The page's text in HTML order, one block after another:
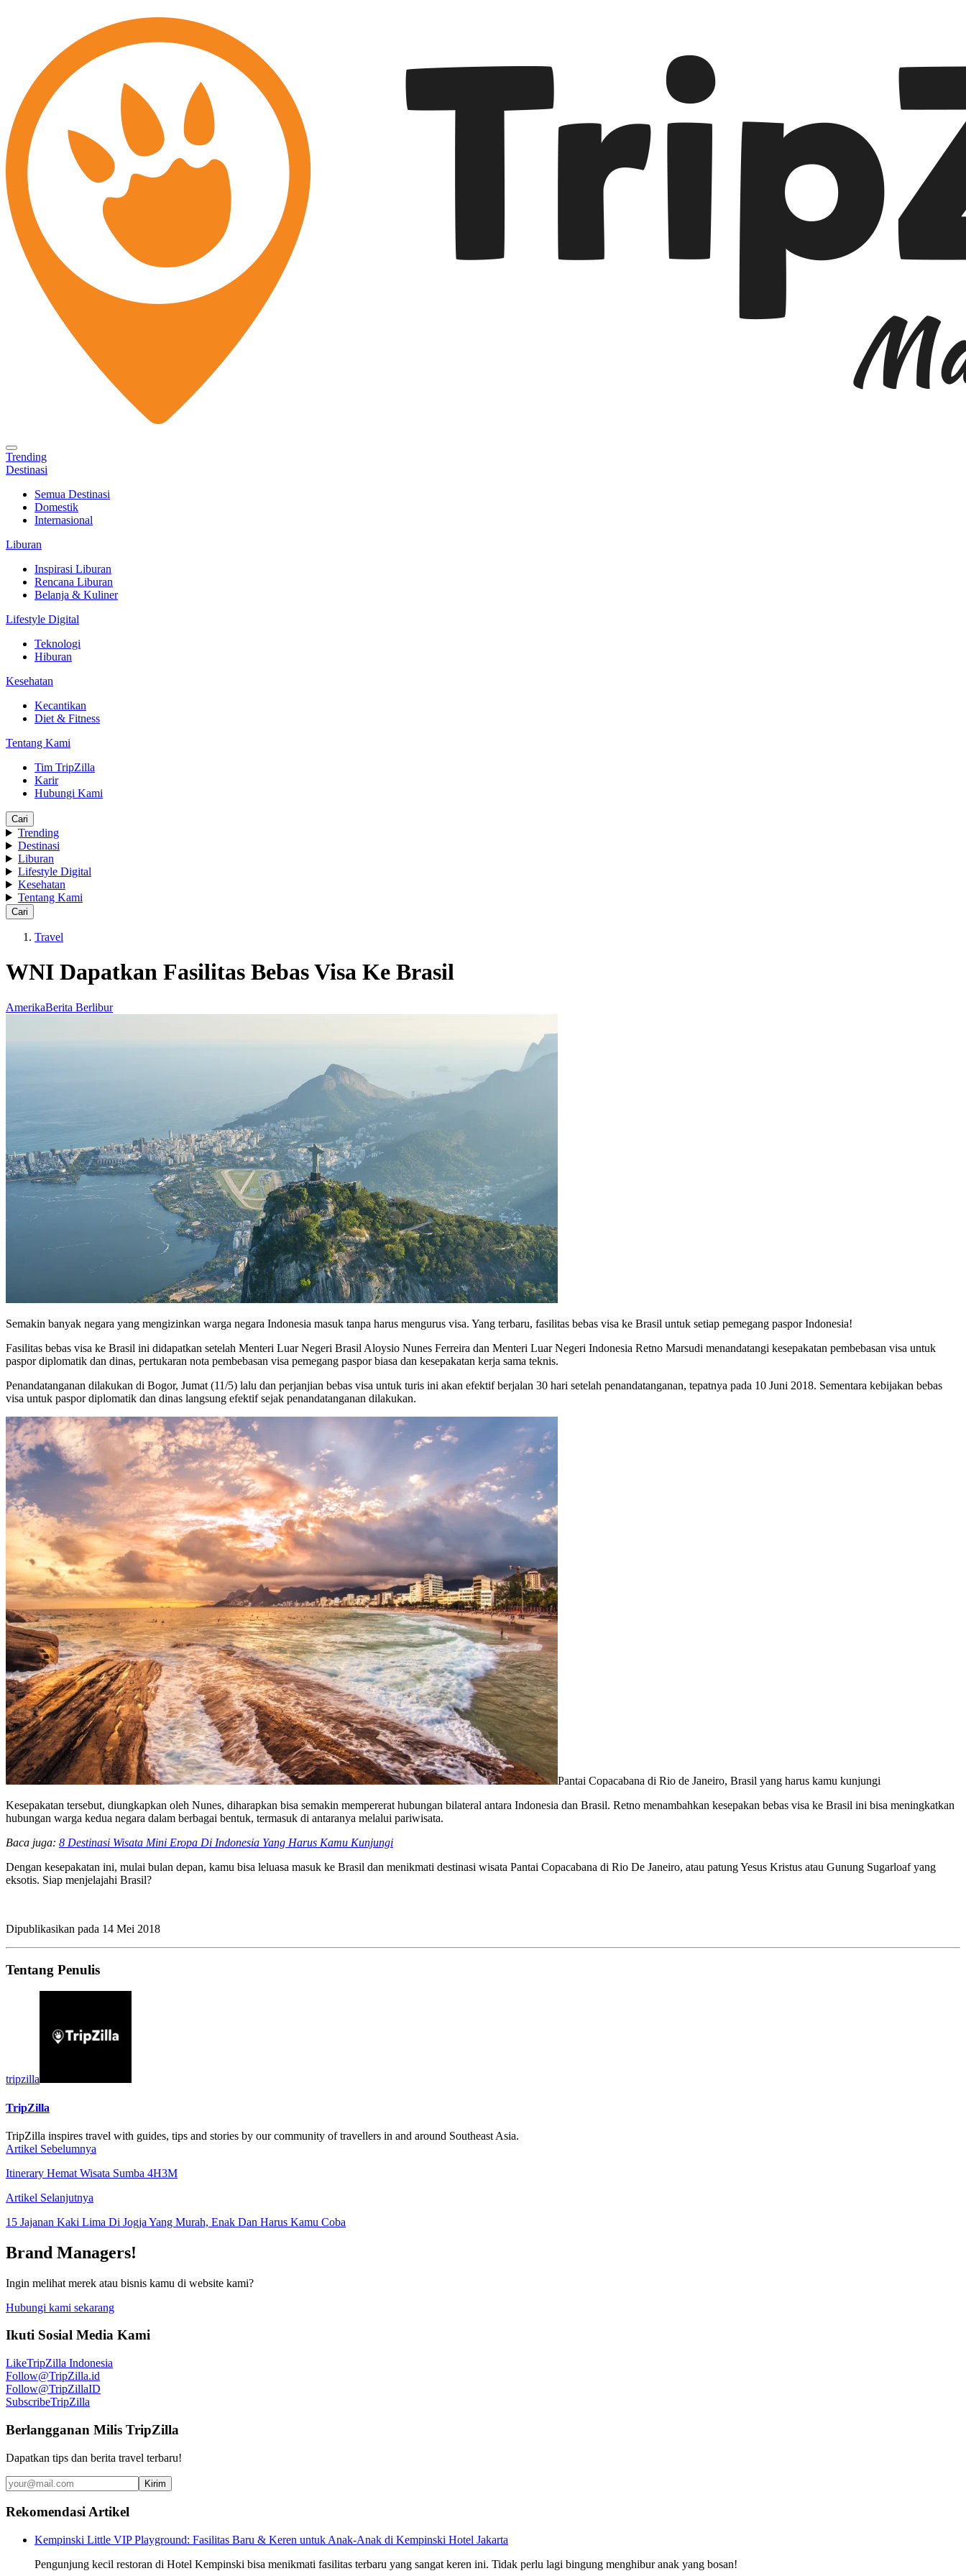
Trending
Destinasi
Semua Destinasi
Domestik
Internasional
Liburan
Inspirasi Liburan
Rencana Liburan
Belanja & Kuliner
Lifestyle Digital
Teknologi
Hiburan
Kesehatan
Kecantikan
Diet & Fitness
Tentang Kami
Tim TripZilla
Karir
Hubungi Kami
Cari
Trending
Destinasi
Liburan
Lifestyle Digital
Kesehatan
Tentang Kami
Cari
Travel
WNI Dapatkan Fasilitas Bebas Visa Ke Brasil
AmerikaBerita Berlibur
Semakin banyak negara yang mengizinkan warga negara Indonesia masuk tanpa harus mengurus visa. Yang terbaru, fasilitas bebas visa ke Brasil untuk setiap pemegang paspor Indonesia!
Fasilitas bebas visa ke Brasil ini didapatkan setelah Menteri Luar Negeri Brasil Aloysio Nunes Ferreira dan Menteri Luar Negeri Indonesia Retno Marsudi menandatangi kesepakatan pembebasan visa untuk
paspor diplomatik dan dinas, pertukaran nota pembebasan visa pemegang paspor biasa dan kesepakatan kerja sama teknis.
Penandatanganan dilakukan di Bogor, Jumat (11/5) lalu dan perjanjian bebas visa untuk turis ini akan efektif berjalan 30 hari setelah penandatanganan, tepatnya pada 10 Juni 2018. Sementara kebijakan bebas
visa untuk paspor diplomatik dan dinas langsung efektif sejak penandatanganan dilakukan.
Pantai Copacabana di Rio de Janeiro, Brasil yang harus kamu kunjungi
Kesepakatan tersebut, diungkapkan oleh Nunes, diharapkan bisa semakin mempererat hubungan bilateral antara Indonesia dan Brasil. Retno menambahkan kesepakan bebas visa ke Brasil ini bisa meningkatkan
hubungan warga kedua negara dalam berbagai bentuk, termasuk di antaranya melalui pariwisata.
Baca juga: 8 Destinasi Wisata Mini Eropa Di Indonesia Yang Harus Kamu Kunjungi
Dengan kesepakatan ini, mulai bulan depan, kamu bisa leluasa masuk ke Brasil dan menikmati destinasi wisata Pantai Copacabana di Rio De Janeiro, atau patung Yesus Kristus atau Gunung Sugarloaf yang
eksotis. Siap menjelajahi Brasil?
Dipublikasikan pada 14 Mei 2018
Tentang Penulis
tripzilla
TripZilla
TripZilla inspires travel with guides, tips and stories by our community of travellers in and around Southeast Asia.
Artikel Sebelumnya
Itinerary Hemat Wisata Sumba 4H3M
Artikel Selanjutnya
15 Jajanan Kaki Lima Di Jogja Yang Murah, Enak Dan Harus Kamu Coba
Brand Managers!
Ingin melihat merek atau bisnis kamu di website kami?
Hubungi kami sekarang
Ikuti Sosial Media Kami
LikeTripZilla Indonesia
Follow@TripZilla.id
Follow@TripZillaID
SubscribeTripZilla
Berlangganan Milis TripZilla
Dapatkan tips dan berita travel terbaru!
Kirim
Rekomendasi Artikel
Kempinski Little VIP Playground: Fasilitas Baru & Keren untuk Anak-Anak di Kempinski Hotel Jakarta
Pengunjung kecil restoran di Hotel Kempinski bisa menikmati fasilitas terbaru yang sangat keren ini. Tidak perlu lagi bingung menghibur anak yang bosan!